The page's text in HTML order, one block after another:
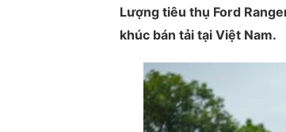
Lượng tiêu thụ Ford
khúc bán tải tại Việt Nam.